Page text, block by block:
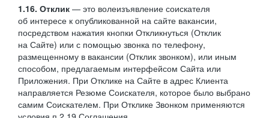
1.16. Отклик — это волеизъявление соискателя
об интересе к опубликованной на сайте вакансии,
посредством нажатия кнопки Откликнуться (Отклик
на Сайте) или с помощью звонка по телефону,
размещенному в вакансии (Отклик звонком), или иным
способом, предлагаемым интерфейсом Сайта или
Приложения. При Отклике на Сайте в адрес Клиента
направляется Резюме Соискателя, которое было выбрано
самим Соискателем. При Отклике Звонком применяются